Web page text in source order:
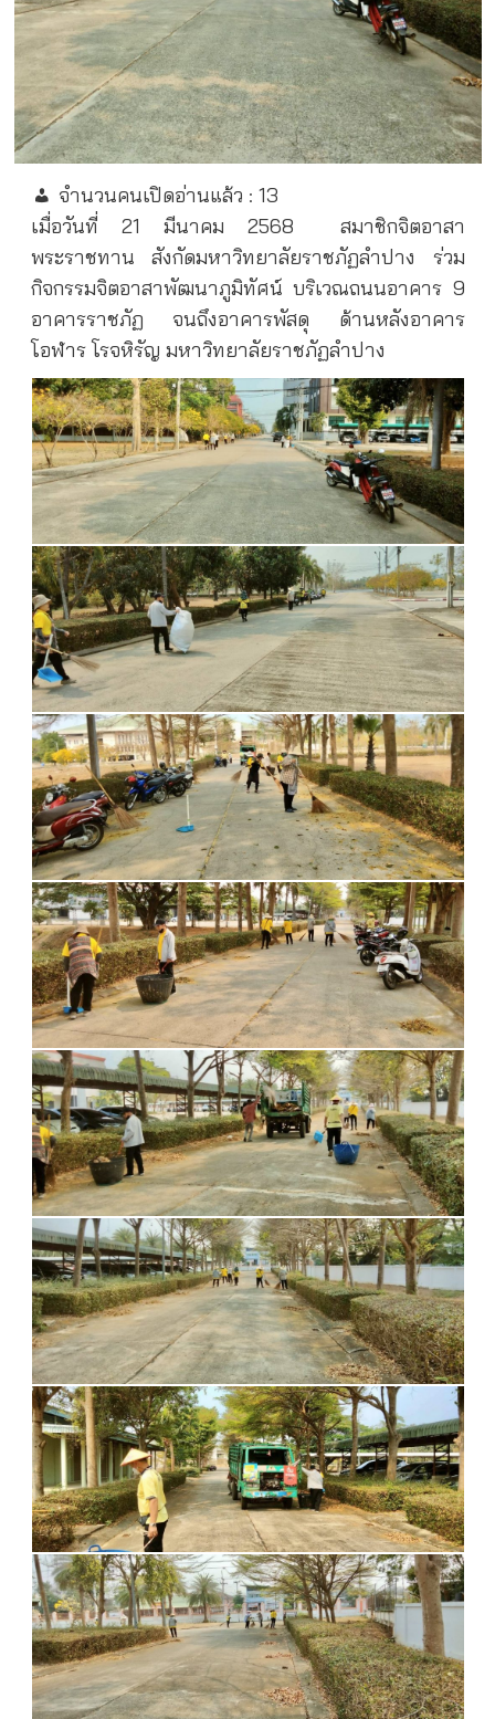
จำนวนคนเปิดอ่านแล้ว : 13
เมื่อวันที่ 21 มีนาคม 2568
สมาชิกจิตอาสา
พระราชทาน สังกัดมหาวิทยาลัยราชภัฏลำปาง ร่วม
กิจกรรมจิตอาสาพัฒนาภูมิทัศน์ บริเวณถนนอาคาร 9
อาคารราชภัฏ จนถึงอาคารพัสดุ ด้านหลังอาคาร
โอฬาร โรจหิรัญ มหาวิทยาลัยราชภัฏลำปาง